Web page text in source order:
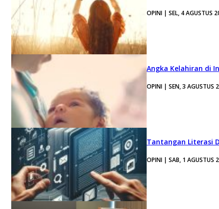
OPINI | SEL, 4 AGUSTUS
Angka Kelahiran di
OPINI | SEN, 3 AGUSTUS
Tantangan Literasi
OPINI | SAB, 1 AGUSTUS